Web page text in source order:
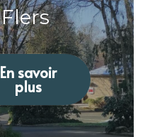
Flers
En savoir
plus